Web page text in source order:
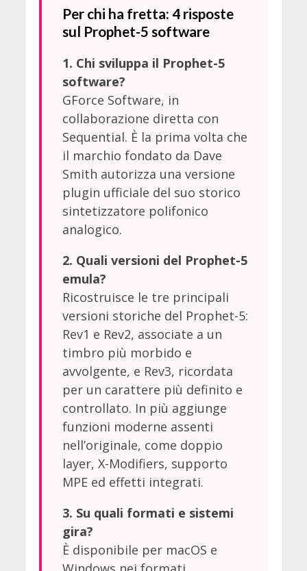
Per chi ha fretta: 4 risposte
sul Prophet-5 software
1. Chi sviluppa il Prophet-5
software?
GForce Software, in
collaborazione diretta con
Sequential. È la prima volta che
il marchio fondato da Dave
Smith autorizza una versione
plugin ufficiale del suo storico
sintetizzatore polifonico
analogico.
2. Quali versioni del Prophet-5
emula?
Ricostruisce le tre principali
versioni storiche del Prophet-5:
Rev1 e Rev2, associate a un
timbro più morbido e
avvolgente, e Rev3, ricordata
per un carattere più definito e
controllato. In più aggiunge
funzioni moderne assenti
nell’originale, come doppio
layer, X-Modifiers, supporto
MPE ed effetti integrati.
3. Su quali formati e sistemi
gira?
È disponibile per macOS e